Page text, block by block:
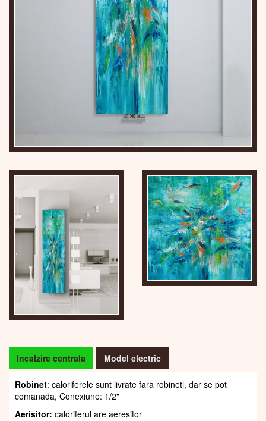
Incalzire centrala Model electric
Robinet: caloriferele sunt livrate fara robineti, dar se pot
comanada, Conexiune: 1/2"
Aerisitor: caloriferul are aeresitor